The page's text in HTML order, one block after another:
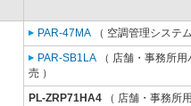
PAR-47MA （ 空調管理システ
PAR-SB1LA （ 店舗・事務所
売 ）
PL-ZRP71HA4 （ 店舗・事務所